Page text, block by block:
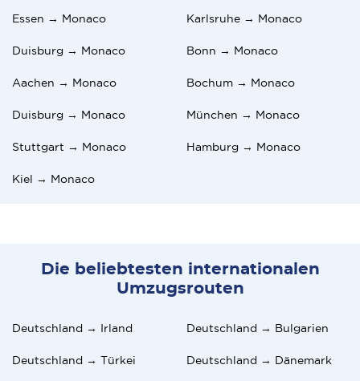
Essen → Monaco Karlsruhe → Monaco
Duisburg → Monaco Bonn → Monaco
Aachen → Monaco Bochum → Monaco
Duisburg → Monaco München → Monaco
Stuttgart → Monaco Hamburg → Monaco
Kiel → Monaco
Die beliebtesten internationalen
Umzugsrouten
Deutschland → Irland Deutschland → Bulgarien
Deutschland → Türkei Deutschland → Dänemark